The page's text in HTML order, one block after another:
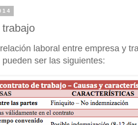
laboral entre empresa y
pueden ser las siguientes: